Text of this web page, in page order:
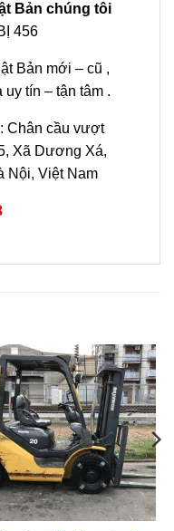
Bản chúng tôi
456
Bản mới – cũ ,
tín – tận tâm .
Chân cầu vượt
Xã Dương Xá,
Nội, Việt Nam